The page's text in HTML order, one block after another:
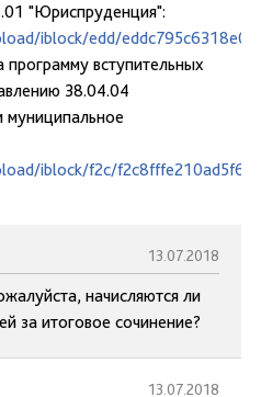
"Юриспруденция":
iblock/edd/
программу вступительных
38.04.04
муниципальное
iblock/f2c/
13.07.2018
начисляются ли
за итоговое сочинение?
13.07.2018